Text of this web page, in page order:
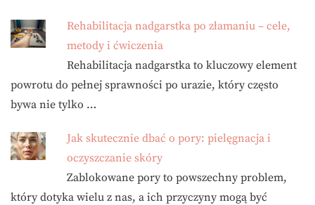
Rehabilitacja nadgarstka po złamaniu – cele,
metody i ćwiczenia
Rehabilitacja nadgarstka to kluczowy element
powrotu do pełnej sprawności po urazie, który często
bywa nie tylko …
Jak skutecznie dbać o pory: pielęgnacja i
oczyszczanie skóry
Zablokowane pory to powszechny problem,
który dotyka wielu z nas, a ich przyczyny mogą być